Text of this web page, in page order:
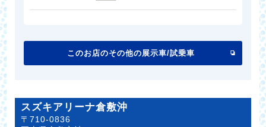
このお店のその他の展示車/試乗車
スズキアリーナ倉敷沖
〒710-0836